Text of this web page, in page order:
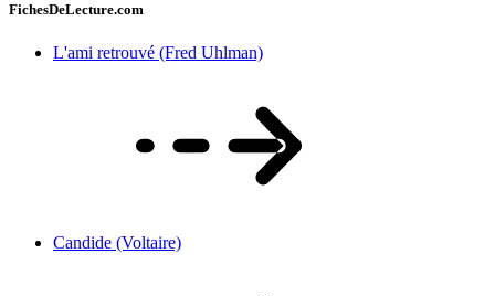
FichesDeLecture.com
L'ami retrouvé (Fred Uhlman)
Candide (Voltaire)